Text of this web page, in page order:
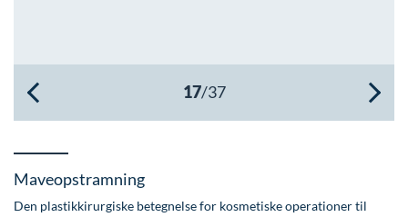
Maveopstramning
Den plastikkirurgiske betegnelse for kosmetiske operationer til